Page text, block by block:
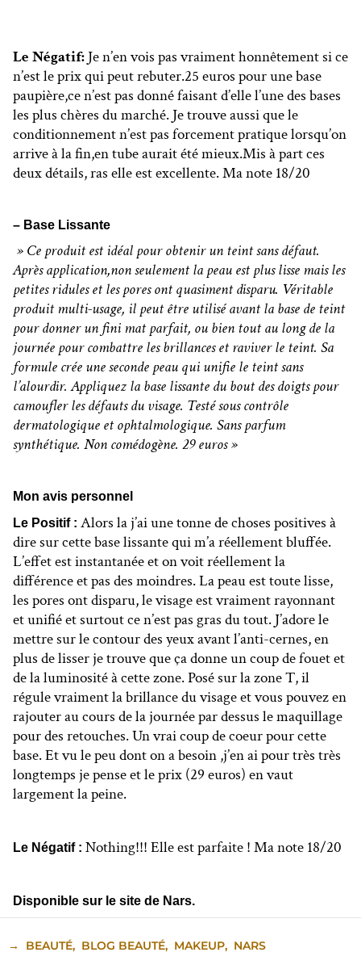
Le Négatif: Je n’en vois pas vraiment honnêtement si ce
n’est le prix qui peut rebuter.25 euros pour une base
paupière,ce n’est pas donné faisant d’elle l’une des bases
les plus chères du marché. Je trouve aussi que le
conditionnement n’est pas forcement pratique lorsqu’on
arrive à la fin,en tube aurait été mieux.Mis à part ces
deux détails, ras elle est excellente. Ma note 18/20
– Base Lissante
» Ce produit est idéal pour obtenir un teint sans défaut.
Après application,non seulement la peau est plus lisse mais les
petites ridules et les pores ont quasiment disparu. Véritable
produit multi-usage, il peut être utilisé avant la base de teint
pour donner un fini mat parfait, ou bien tout au long de la
journée pour combattre les brillances et raviver le teint. Sa
formule crée une seconde peau qui unifie le teint sans
l’alourdir. Appliquez la base lissante du bout des doigts pour
camoufler les défauts du visage. Testé sous contrôle
dermatologique et ophtalmologique. Sans parfum
synthétique. Non comédogène. 29 euros »
Mon avis personnel
Le Positif : Alors la j’ai une tonne de choses positives à
dire sur cette base lissante qui m’a réellement bluffée.
L’effet est instantanée et on voit réellement la
différence et pas des moindres. La peau est toute lisse,
les pores ont disparu, le visage est vraiment rayonnant
et unifié et surtout ce n’est pas gras du tout. J’adore le
mettre sur le contour des yeux avant l’anti-cernes, en
plus de lisser je trouve que ça donne un coup de fouet et
de la luminosité à cette zone. Posé sur la zone T, il
régule vraiment la brillance du visage et vous pouvez en
rajouter au cours de la journée par dessus le maquillage
pour des retouches. Un vrai coup de coeur pour cette
base. Et vu le peu dont on a besoin ,j’en ai pour très très
longtemps je pense et le prix (29 euros) en vaut
largement la peine.
Le Négatif : Nothing!!! Elle est parfaite ! Ma note 18/20
Disponible sur le site de Nars.
→ BEAUTÉ, BLOG BEAUTÉ, MAKEUP, NARS